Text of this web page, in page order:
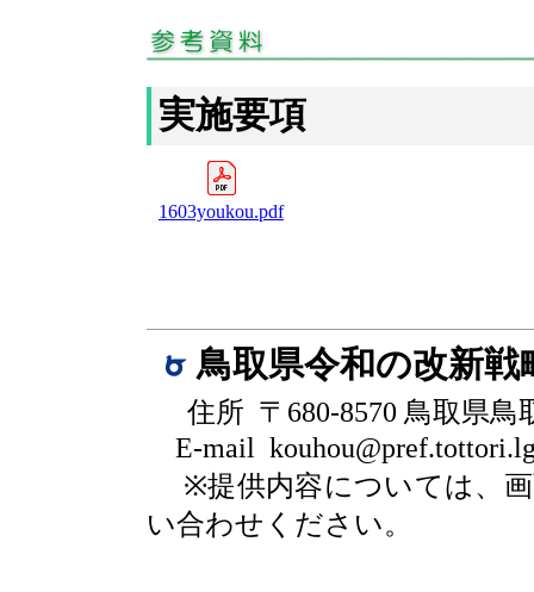
実施要項
1603youkou.pdf
鳥取県令和の改新
住所 〒680-8570 鳥取県鳥
E-mail
※提供内容については、
い合わせください。